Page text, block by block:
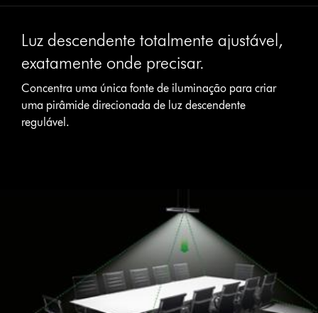
Luz descendente totalmente ajustável,
exatamente onde precisar.
Concentra uma única fonte de iluminação para criar
uma pirâmide direcionada de luz descendente
regulável.